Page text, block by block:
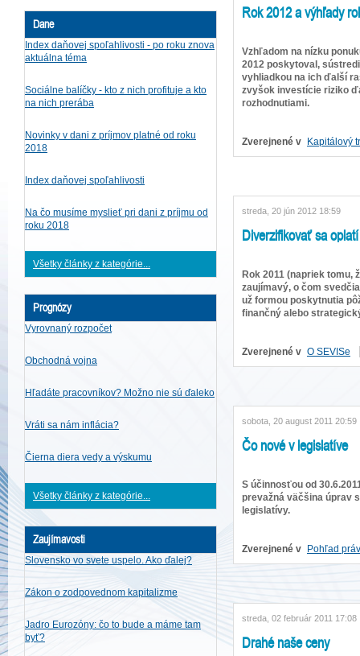
Dane
Index daňovej spoľahlivosti - po roku znova
aktuálna téma
Sociálne balíčky - kto z nich profituje a kto
na nich prerába
Novinky v dani z príjmov platné od roku
2018
Index daňovej spoľahlivosti
Na čo musíme myslieť pri dani z príjmu od
roku 2018
Všetky články z kategórie...
Prognózy
Vyrovnaný rozpočet
Obchodná vojna
Hľadáte pracovníkov? Možno nie sú ďaleko
Vráti sa nám inflácia?
Čierna diera vedy a výskumu
Všetky články z kategórie...
Zaujímavosti
Slovensko vo svete uspelo. Ako ďalej?
Zákon o zodpovednom kapitalizme
Jadro Eurozóny: čo to bude a máme tam
byť?
Rok 2012 a výhľady
Vzhľadom na nízku
2012 poskytoval,
vyhliadkou na ich ďalší
zvyšok investície riziko
rozhodnutiami.
Zverejnené v Kapitálový
streda, 20 jún 2012 18:59
Diverzifikovať sa oplatí
Rok 2011 (napriek tomu,
zaujímavý, o čom
už formou poskytnutia
finančný alebo
Zverejnené v O SEVISe
sobota, 20 august 2011 20:59
Čo nové v legislatíve
S účinnosťou od
prevažná väčšina úprav
legislatívy.
Zverejnené v Pohľad
streda, 02 február 2011 17:08
Drahé naše ceny